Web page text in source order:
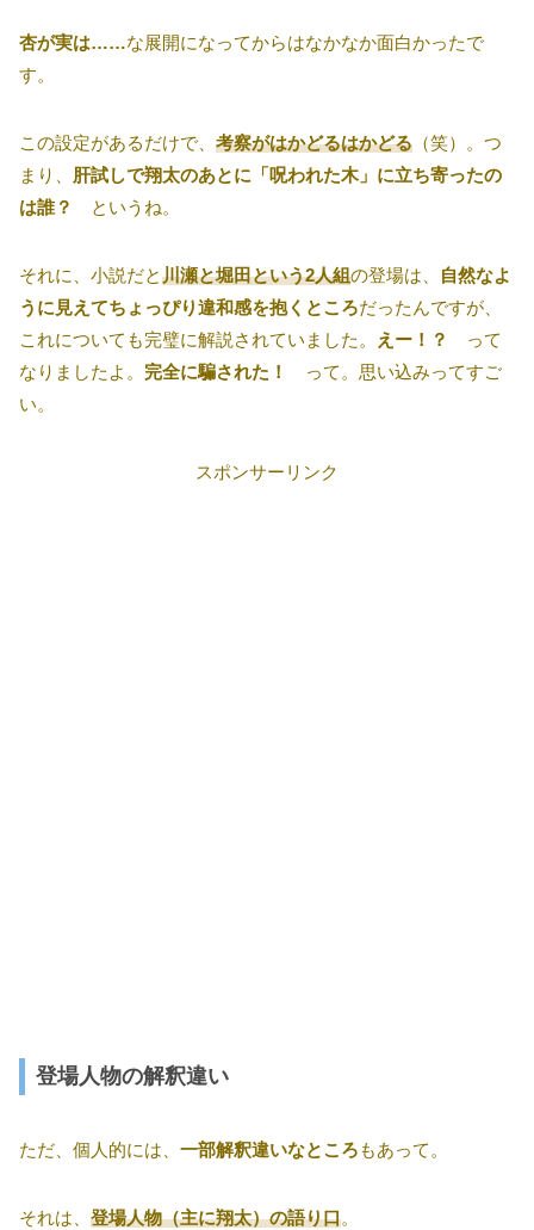
杏が実は……な展開になってからはなかなか面白かったで
す。
この設定があるだけで、 考察がはかどるはかどる （笑）。つ
まり、 肝試しで翔太のあとに「呪われた木」に立ち寄ったの
は誰？
というね。
それに、小説だと川瀬と堀田という2人組の登場は、
自然なよ
うに見えてちょっぴり違和感を抱くところだったんですが、
これについても完璧に解説されていました。
えー！？
って
なりましたよ。 完全に騙された！
って。思い込みってすご
い。
スポンサーリンク
登場人物の解釈違い
ただ、個人的には、 一部解釈違いなところもあって。
それは、 登場人物（主に翔太）の語り口。